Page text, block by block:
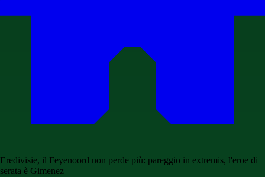
Eredivisie, il Feyenoord non perde più: pareggio in extremis, l'eroe di
serata è Gimenez